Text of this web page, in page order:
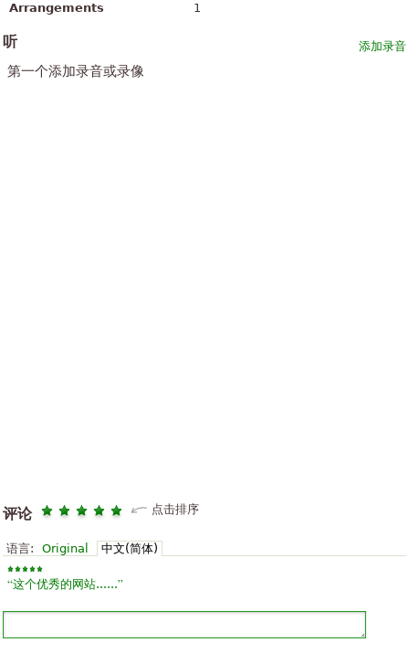
Arrangements
1
添加录音
听
第一个添加录音或录像
评论 点击排序
语言: Original 中文(简体)
“这个优秀的网站......”